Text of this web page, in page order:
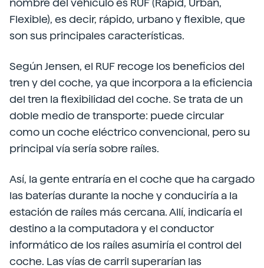
nombre del vehículo es RUF (Rapid, Urban,
Flexible), es decir, rápido, urbano y flexible, que
son sus principales características.
Según Jensen, el RUF recoge los beneficios del
tren y del coche, ya que incorpora a la eficiencia
del tren la flexibilidad del coche. Se trata de un
doble medio de transporte: puede circular
como un coche eléctrico convencional, pero su
principal vía sería sobre raíles.
Así, la gente entraría en el coche que ha cargado
las baterías durante la noche y conduciría a la
estación de raíles más cercana. Allí, indicaría el
destino a la computadora y el conductor
informático de los raíles asumiría el control del
coche. Las vías de carril superarían las